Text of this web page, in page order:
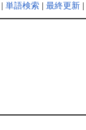
| 単語検索 | 最終更新 |